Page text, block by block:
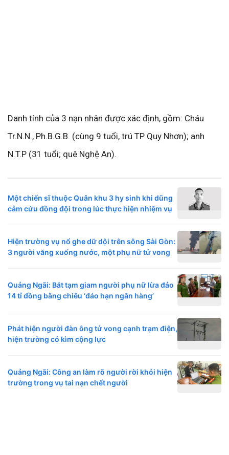
Danh tính của 3 nạn nhân được xác định, gồm: Cháu
Tr.N.N., Ph.B.G.B. (cùng 9 tuổi, trú TP Quy Nhơn); anh
N.T.P (31 tuổi; quê Nghệ An).
Một chiến sĩ thuộc Quân khu 3 hy sinh khi dũng
cảm cứu đồng đội trong lúc thực hiện nhiệm vụ
Hiện trường vụ nổ ghe dữ dội trên sông Sài Gòn:
3 người văng xuống nước, một phụ nữ tử vong
Quảng Ngãi: Bắt tạm giam người phụ nữ lừa đảo
14 tỉ đồng bằng chiêu ‘đáo hạn ngân hàng’
Phát hiện người đàn ông tử vong cạnh trạm điện,
hiện trường có kìm cộng lực
Quảng Ngãi: Công an làm rõ người rời khỏi hiện
trường trong vụ tai nạn chết người